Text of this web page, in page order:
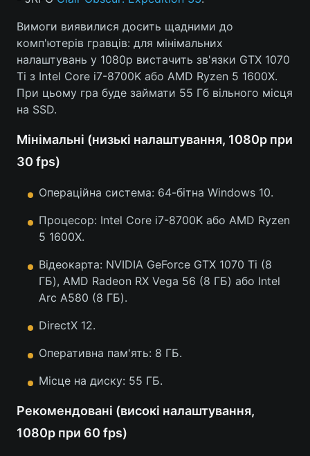
Вимоги виявилися досить щадними до
комп'ютерів гравців: для мінімальних
налаштувань у 1080p вистачить зв'язки GTX 1070
Ti з Intel Core i7-8700K або AMD Ryzen 5 1600X.
При цьому гра буде займати 55 Гб вільного місця
на SSD.
Мінімальні (низькі налаштування, 1080p при
30 fps)
Операційна система: 64-бітна Windows 10.
Процесор: Intel Core i7-8700K або AMD Ryzen
5 1600X.
Відеокарта: NVIDIA GeForce GTX 1070 Ti (8
ГБ), AMD Radeon RX Vega 56 (8 ГБ) або Intel
Arc A580 (8 ГБ).
DirectX 12.
Оперативна пам'ять: 8 ГБ.
Місце на диску: 55 ГБ.
Рекомендовані (високі налаштування,
1080p при 60 fps)